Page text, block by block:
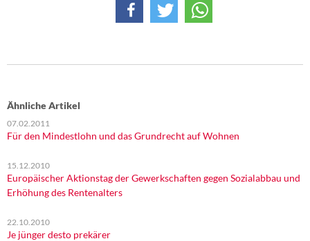
Ähnliche Artikel
07.02.2011
Für den Mindestlohn und das Grundrecht auf Wohnen
15.12.2010
Europäischer Aktionstag der Gewerkschaften gegen Sozialabbau und
Erhöhung des Rentenalters
22.10.2010
Je jünger desto prekärer